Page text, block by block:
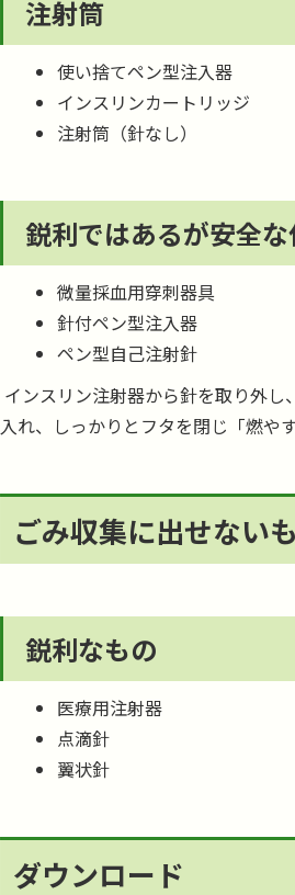
注射筒
使い捨てペン型注入器
インスリンカートリッジ
注射筒（針なし）
鋭利ではあるが安全
微量採血用穿刺器具
針付ペン型注入器
ペン型自己注射針
インスリン注射器から針を取り外
入れ、しっかりとフタを閉じ「燃や
ごみ収集に出せない
鋭利なもの
医療用注射器
点滴針
翼状針
ダウンロード